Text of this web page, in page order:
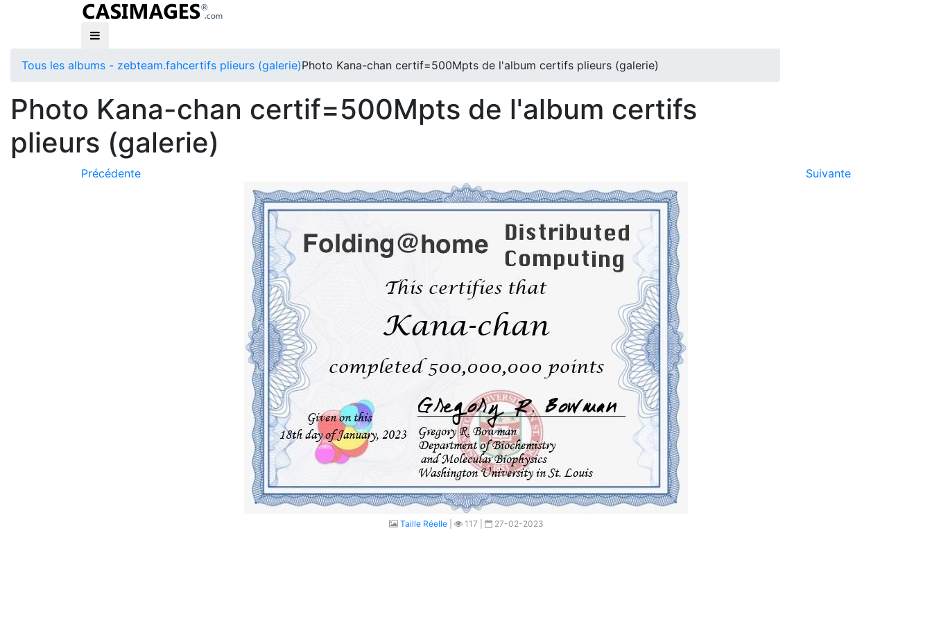
Tous les albums - zebteam.fahcertifs plieurs (galerie)Photo Kana-chan certif=500Mpts de l'album certifs plieurs (galerie)
Photo Kana-chan certif=500Mpts de l'album certifs
plieurs (galerie)
Précédente Suivante
Taille Réelle| 117 | 27-02-2023